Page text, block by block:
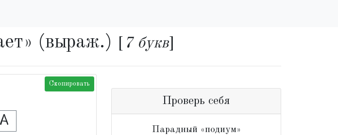
(выраж.) 7 букв]
Скопировать
А
Проверь себя
Парадный «подиум»